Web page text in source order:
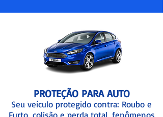
PROTEÇÃO PARA AUTO
Seu veículo protegido contra: Roubo e
Furto, colisão e perda total, fenômenos